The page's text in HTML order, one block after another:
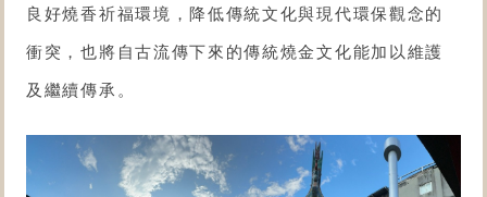
良好燒香祈福環境，降低傳統文化與現代環保觀念的
衝突，也將自古流傳下來的傳統燒金文化能加以維護
及繼續傳承。